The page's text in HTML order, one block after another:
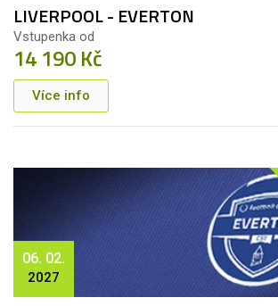
LIVERPOOL - EVERTON
Vstupenka od
14 190 Kč
Více info
06. 02.
2027